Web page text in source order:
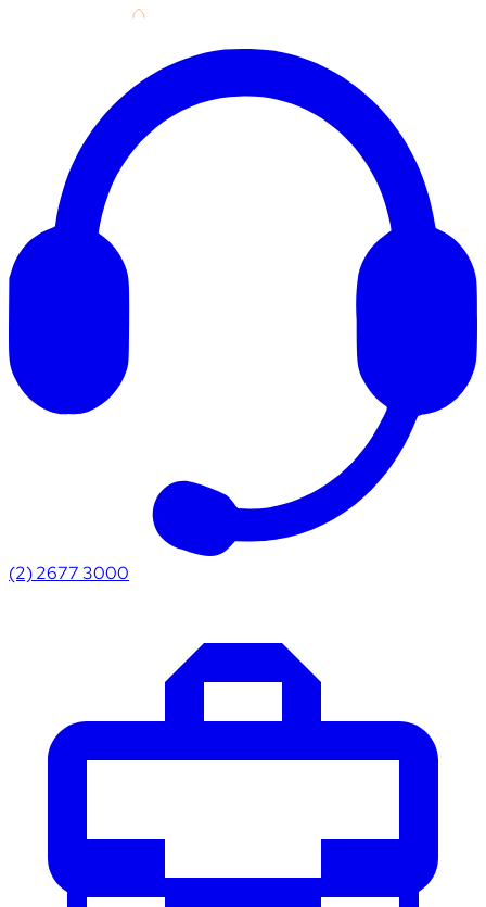
(2) 2677 3000